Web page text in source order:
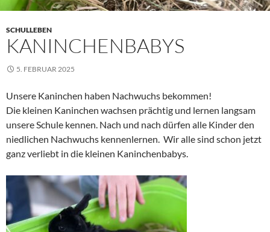
SCHULLEBEN
KANINCHENBABYS
5. FEBRUAR 2025
Unsere Kaninchen haben Nachwuchs bekommen!
Die kleinen Kaninchen wachsen prächtig und lernen langsam
unsere Schule kennen. Nach und nach dürfen alle Kinder den
niedlichen Nachwuchs kennenlernen. Wir alle sind schon jetzt
ganz verliebt in die kleinen Kaninchenbabys.